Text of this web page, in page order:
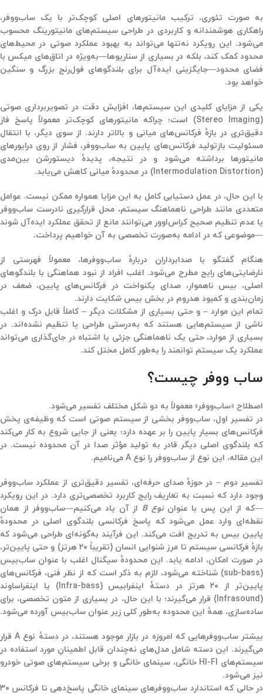
به صورت تئوری، ترکیب مانیتورهای اصلی کوچک‌تر با یک ساب‌ووفر،
راهکاری هوشمندانه و کاربردی در طراحی سیستم‌های مانیتورینگ محسوب
می‌شود. این رویکرد نه‌تنها می‌تواند به بهبود عملکرد صوتی در محیط‌های
محدود کمک کند، بلکه در بسیاری از سناریوها—به‌ویژه در اتاق‌های میکس با
فضای محدود—جایگزینی ایده‌آل برای بلندگوهای فول‌رنج بزرگ و سنگین
خواهد بود.
یکی از مزایای کلیدی این سیستم‌ها، افزایش دقت در تصویربرداری صوتی
(Stereo Imaging) است؛ چراکه مانیتورهای کوچک‌تر معمولاً پاسخ فاز
دقیق‌تری در بازهٔ فرکانس‌های میانی و بالاتر دارند. از سوی دیگر، با انتقال
مسئولیت بازتولید فرکانس‌های پایین به ساب‌ووفر، فشار از روی درایورهای
مانیتورها برداشته می‌شود و در نتیجه، پدیدهٔ دیستورشن بین‌مدی
(Intermodulation Distortion) در محدودهٔ میانی کاهش می‌یابد.
با این حال، در عمل دستیابی کامل به این مزایا همواره ممکن نیست. عوامل
متعددی مانند طراحی ناهماهنگ سیستم، محل قرارگیری نادرست ساب‌ووفر
یا عدم تنظیم صحیح کراس‌اوور می‌توانند مانع از تحقق عملکرد ایده‌آل شوند
—موضوعی که در ادامه به‌صورت تخصصی به آن خواهیم پرداخت.
هنگام گفتگو با صدابرداران دربارهٔ ساب‌ووفرها، معمولاً فهرستی از
نارضایتی‌های رایج مطرح می‌شود. اغلب افراد از نبود هماهنگی با بلندگوهای
اصلی، بیس ناهموار، صدای یکنواخت در فرکانس‌های پایین، ضعف در
زمان‌بندی و کمبود هد‌روم در بخش بیس شکایت دارند.
تمام این موارد – و حتی بسیاری از مشکلات دیگر – کاملاً قابل درک و اغلب
ناشی از سیستم‌هایی هستند که به‌درستی طراحی یا تنظیم نشده‌اند. در
بسیاری از موارد، حتی یک ناهماهنگی جزئی یا اشتباه در جای‌گذاری می‌تواند
عملکرد یک سیستم توانمند را به‌طور کامل مختل کند.
ساب ووفر چیست؟
اصطلاح «ساب‌ووفر» معمولاً به دو شکل مختلف تفسیر می‌شود.
در تفسیر اول، ساب‌ووفر بخشی از سیستم صوتی است که وظیفه‌ی پخش
فرکانس‌های بسیار پایین را بر عهده دارد؛ یعنی از جایی شروع به کار می‌کند
که بلندگوی اصلی دیگر قادر به تولید مؤثر صدا در آن محدوده نیست. در
این مقاله، این نوع از ساب‌ووفر را نوع A می‌نامیم.
تفسیر دوم – در حوزهٔ صدای حرفه‌ای، تفسیر دقیق‌تری از عملکرد ساب‌ووفر
وجود دارد که نسبت به تعاریف رایج کاربرد تخصصی‌تری دارد. در این رویکرد
—که از این پس با عنواننوع B
از آن یاد می‌کنیم—ساب‌ووفر از همان
نقطه‌ای وارد عمل می‌شود که پاسخ فرکانسی بلندگوی اصلی در محدودهٔ
پایین بیس به تدریج افت می‌کند. این فرآیند به‌گونه‌ای طراحی می‌شود که
بازهٔ فرکانسی سیستم تا مرز شنوایی انسان (تقریباً ۲۰ هرتز) و حتی پایین‌تر،
در صورت امکان، ادامه یابد. این محدودهٔ سیگنال اغلب با عنوان ساب‌بیس
(sub-bass) شناخته می‌شود، لازم به ذکر است که از نظر فنی، فرکانس‌های
پایین‌تر از ۲۰ هرتز در دستهٔ
اینفرا‌بیس (Infra-bass) یا اینفراساوند
(Infrasound)
قرار می‌گیرند؛ با این حال، در بسیاری از متون تخصصی، برای
ساده‌سازی، همهٔ این محدوده به‌طور کلی زیر عنوان ساب‌بیس آورده می‌شود.
بیشتر ساب‌ووفرهایی که امروزه در بازار موجود هستند، در دستهٔ نوع A قرار
می‌گیرند. این دسته شامل مدل‌های نه‌چندان قابل اطمینانِ مورد استفاده در
سیستم‌های HI-FI خانگی، سینمای خانگی و برخی سیستم‌های صوتی خودرو
نیز می‌شود.
در حالی که استاندارد ساب‌ووفرهای سینمای خانگی پاسخ‌دهی تا فرکانس ۳۰